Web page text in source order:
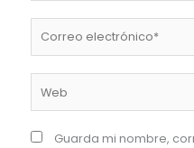
electrónico*
Guarda mi nombre,